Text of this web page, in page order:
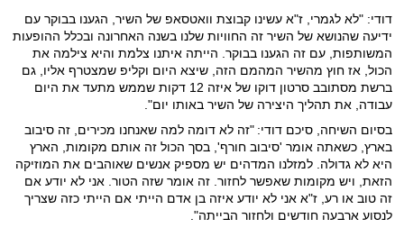
דודי: "לא לגמרי, ז"א עשינו קבוצת וואטסאפ של השיר, הגענו בבוקר עם
ידיעה שהנושא של השיר זה החוויות שלנו בשנה האחרונה ובכלל ההופעות
המשותפות, עם זה הגענו בבוקר. הייתה איתנו צלמת והיא צילמה את
הכול, אז חוץ מהשיר המהמם הזה, שיצא היום וקליפ שמצטרף אליו, גם
ברשת מסתובב סרטון דוקו של איזה 12 דקות שממש מתעד את היום
עבודה, את תהליך היצירה של השיר באותו יום".
בסיום השיחה, סיכם דודי: "זה לא דומה למה שאנחנו מכירים, זה סיבוב
בארץ, כשאתה אומר 'סיבוב חורף', בסך הכול זה אותם מקומות, הארץ
היא לא גדולה. למזלנו המדהים יש מספיק אנשים שאוהבים את המוזיקה
הזאת, ויש מקומות שאפשר לחזור. זה אומר שזה הטור. אני לא יודע אם
זה טוב או רע, ז"א אני לא יודע איזה בן אדם הייתי אם הייתי כזה שצריך
לנסוע ארבעה חודשים ולחזור הבייתה".